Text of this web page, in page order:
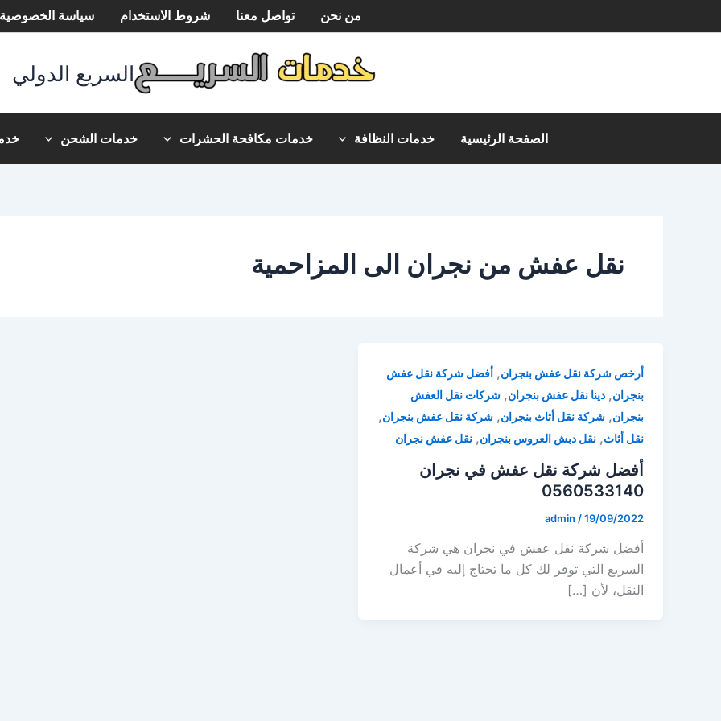
إلى
من نحن تواصل معنا شروط الاستخدام سياسة الخصوصية
السريع الدولي
الصفحة الرئيسية خدمات النظافة خدمات مكافحة الحشرات خدمات الشحن
نقل عفش من نجران الى المزاحمية
أرخص شركة نقل عفش بنجران, أفضل شركة نقل عفش
بنجران, دينا نقل عفش بنجران, شركات نقل العفش
بنجران, شركة نقل أثاث بنجران, شركة نقل عفش بنجران,
نقل أثاث, نقل دبش العروس بنجران, نقل عفش نجران
أفضل شركة نقل عفش في نجران
0560533140
admin /19/09/2022
أفضل شركة نقل عفش في نجران هي شركة
السريع التي توفر لك كل ما تحتاج إليه في أعمال
النقل، لأن […]